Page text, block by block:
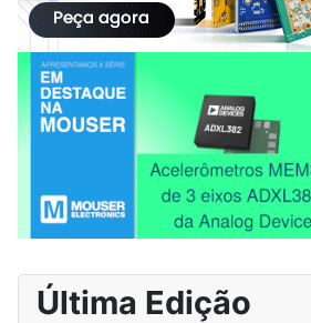
Última Edição